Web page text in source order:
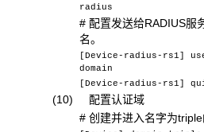
radius
# 配置发送给RADIUS服
名。
[Device-radius-rs1]
domain
[Device-radius-rs1]
(10) 配置认证域
# 创建并进入名字为triple